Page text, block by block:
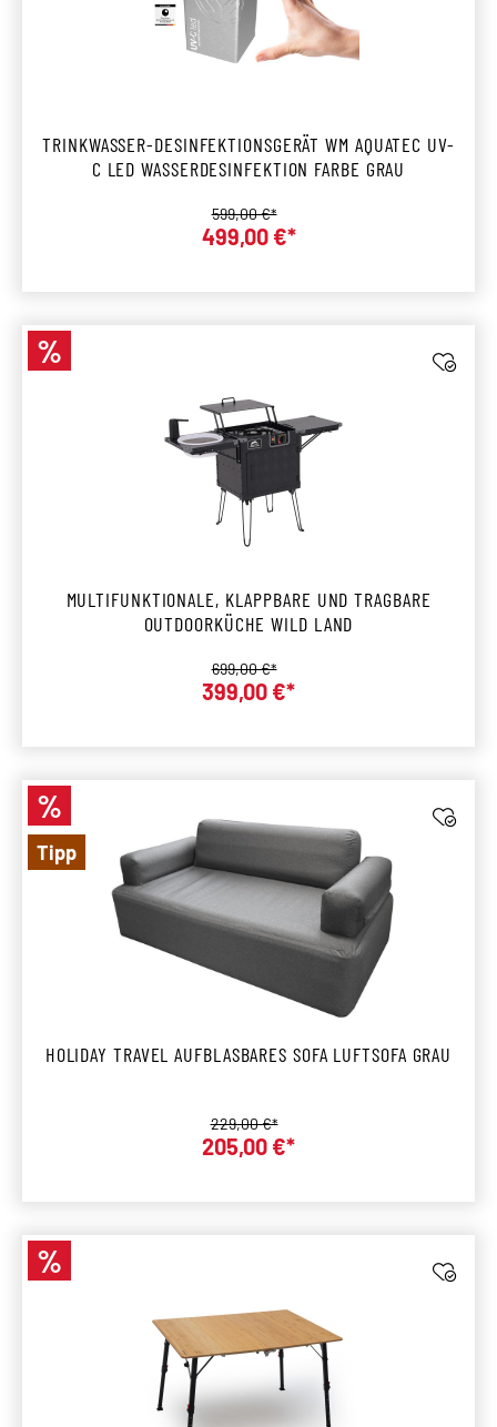
TRINKWASSER-DESINFEKTIONSGERÄT WM AQUATEC UV-
C LED WASSERDESINFEKTION FARBE GRAU
Verkaufspreis:
499,00 €*
Regulärer Preis:
599,00 €*
Rabatt
%
MULTIFUNKTIONALE, KLAPPBARE UND TRAGBARE
OUTDOORKÜCHE WILD LAND
Verkaufspreis:
399,00 €*
Regulärer Preis:
699,00 €*
Rabatt
%
Tipp
HOLIDAY TRAVEL AUFBLASBARES SOFA LUFTSOFA GRAU
Verkaufspreis:
205,00 €*
Regulärer Preis:
229,00 €*
Rabatt
%